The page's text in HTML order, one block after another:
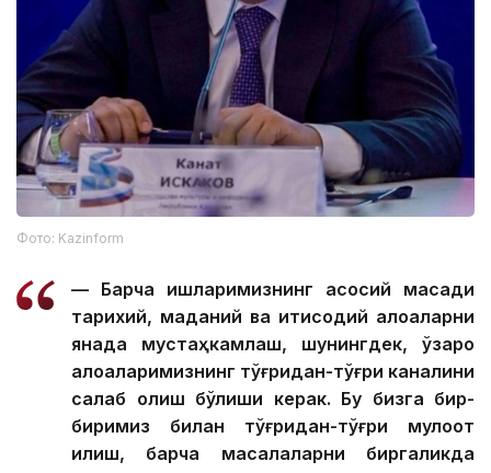
Фото: Kazinform
— Барча ишларимизнинг асосий мақсади
тарихий, маданий ва иқтисодий алоқаларни
янада мустаҳкамлаш, шунингдек, ўзаро
алоқаларимизнинг тўғридан-тўғри каналини
сақлаб қолиш бўлиши керак. Бу бизга бир-
биримиз билан тўғридан-тўғри мулоқот
қилиш, барча масалаларни биргаликда